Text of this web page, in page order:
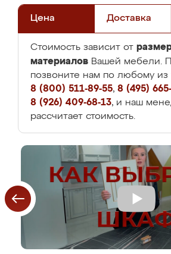
Цена Доставка
Стоимость зависит от
материалов Вашей мебели.
позвоните нам по любому из
8 (800) 511-89-55, 8 (495)
8 (926) 409-68-13, и наш
рассчитает стоимость.